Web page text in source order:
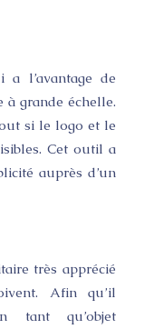
a l’avantage de
à grande échelle.
si le logo et le
Cet outil a
auprès d’un
très apprécié
Afin qu’il
tant qu’objet